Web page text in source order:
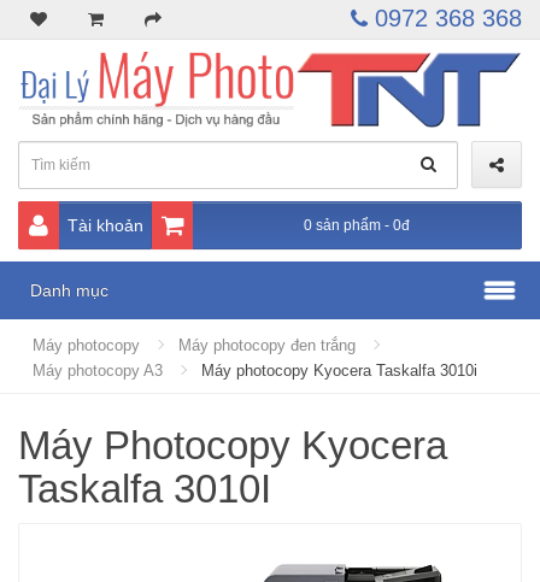
0972 368 368
Tài khoản 0 sản phẩm - 0đ
Danh mục
Máy photocopy
Máy photocopy đen trắng
Máy photocopy A3
Máy photocopy Kyocera Taskalfa 3010i
Máy Photocopy Kyocera
Taskalfa 3010I